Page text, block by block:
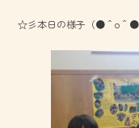
☆彡本日の様子（●＾o＾●